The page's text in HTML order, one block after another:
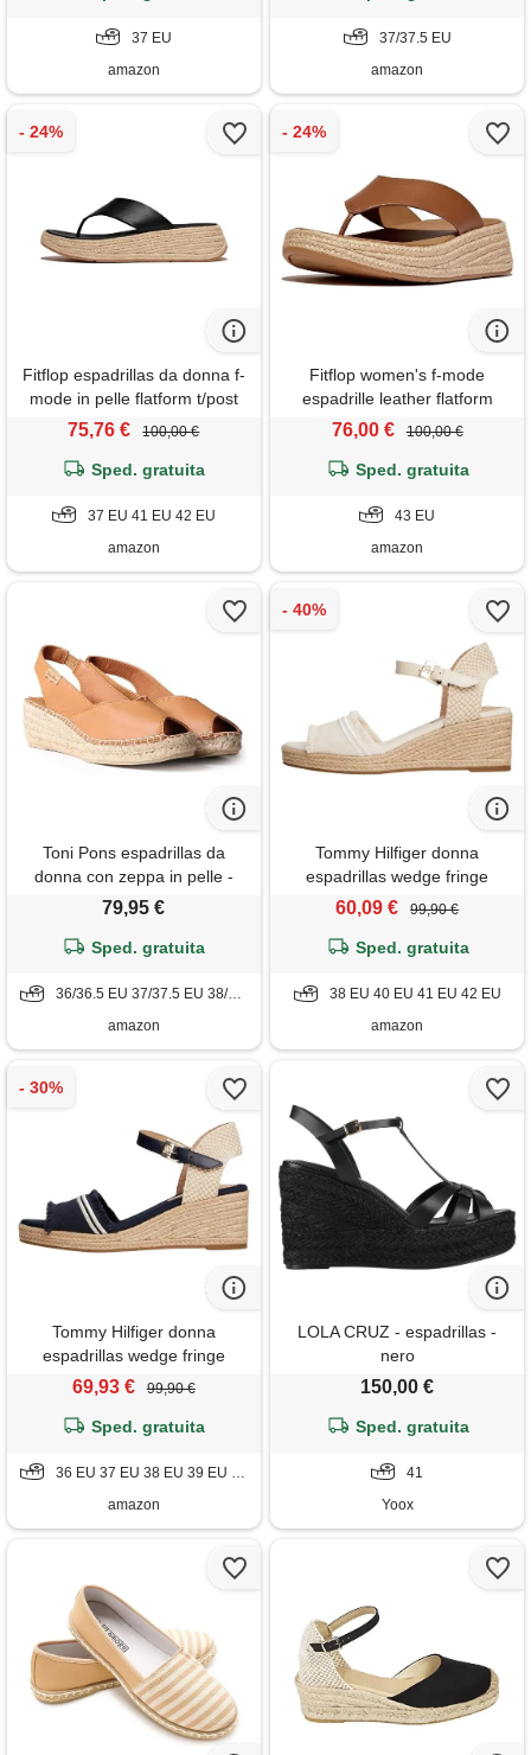
37 EU
amazon
37/37.5 EU
amazon
Fitflop espadrillas da donna f-
mode in pelle flatform t/post
sandales, nero, 37 eu
75,76 € 100,00 €
Sped. gratuita
37 EU 41 EU 42 EU
amazon
Fitflop women's f-mode
espadrille leather flatform
t/post sandals, deep tan, 43
76,00 € 100,00 €
Sped. gratuita
43 EU
amazon
Toni Pons espadrillas da
donna con zeppa in pelle -
bernia-p - cuero, 38 eu
79,95 €
Sped. gratuita
36/36.5 EU 37/37.5 EU 38/38.5 EU 39/39.5 EU
amazon
Tommy Hilfiger donna
espadrillas wedge fringe
canvas con tacco a zeppa,
60,09 € 99,90 €
Sped. gratuita
38 EU 40 EU 41 EU 42 EU
amazon
Tommy Hilfiger donna
espadrillas wedge fringe
canvas con tacco a zeppa, blu
69,93 € 99,90 €
Sped. gratuita
36 EU 37 EU 38 EU 39 EU 41 EU 42 EU
amazon
LOLA CRUZ - espadrillas -
nero
150,00 €
Sped. gratuita
41
Yoox